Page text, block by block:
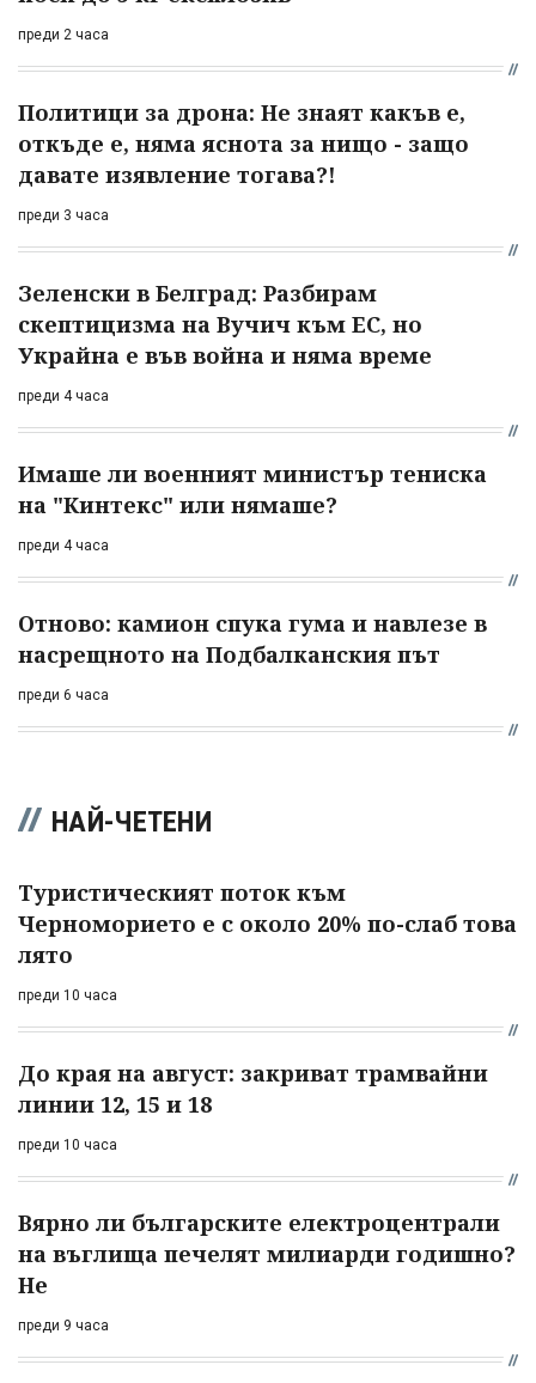
преди 2 часа
Политици за дрона: Не знаят какъв е,
откъде е, няма яснота за нищо - защо
давате изявление тогава?!
преди 3 часа
Зеленски в Белград: Разбирам
скептицизма на Вучич към ЕС, но
Украйна е във война и няма време
преди 4 часа
Имаше ли военният министър тениска
на "Кинтекс" или нямаше?
преди 4 часа
Отново: камион спука гума и навлезе в
насрещното на Подбалканския път
преди 6 часа
НАЙ-ЧЕТЕНИ
Туристическият поток към
Черноморието е с около 20% по-слаб това
лято
преди 10 часа
До края на август: закриват трамвайни
линии 12, 15 и 18
преди 10 часа
Вярно ли българските електроцентрали
на въглища печелят милиарди годишно?
Не
преди 9 часа